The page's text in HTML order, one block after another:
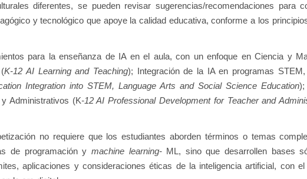
diferentes, se pueden revisar sugerencias/recomendaciones para
y tecnológico que apoye la calidad educativa, conforme a los
para la enseñanza de IA en el aula, con un enfoque en Ciencia y
K-12 AI Learning and Teaching); Integración de la IA en programas
Integration into STEM, Language Arts and Social Science Education);
Administrativos (K-12 AI Professional Development for Teacher and
no requiere que los estudiantes aborden términos o temas
de programación y machine learning-ML, sino que desarrollen bases
aplicaciones y consideraciones éticas de la inteligencia artificial, con